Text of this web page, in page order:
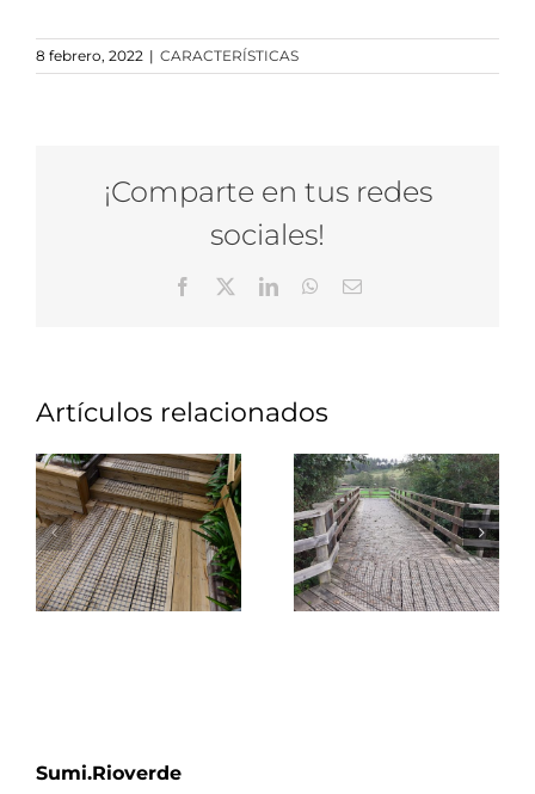
8 febrero, 2022 | CARACTERÍSTICAS
¡Comparte en tus redes
sociales!
Facebook LinkedInWhatsApp
Correo
Artículos relacionados
Sumi.Rioverde